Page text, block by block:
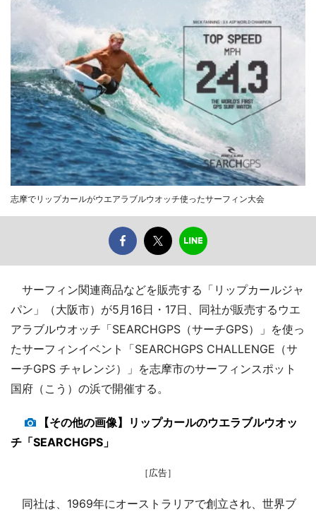
志摩でリップカールがウエアラブルウオッチ使ったサーフィン大会
サーフィン関連商品などを販売する「リップカールジャ
パン」（大阪市）が5月16日・17日、同社が販売するウエ
アラブルウオッチ「SEARCHGPS（サーチGPS）」を使っ
たサーフィンイベント「SEARCHGPS CHALLENGE（サ
ーチGPS チャレンジ）」を志摩市のサーフィンスポット
国府（こう）の浜で開催する。
【その他の画像】リップカールのウエラブルウオッ
チ「SEARCHGPS」
［広告］
同社は、1969年にオーストラリアで創立され、世界ブ